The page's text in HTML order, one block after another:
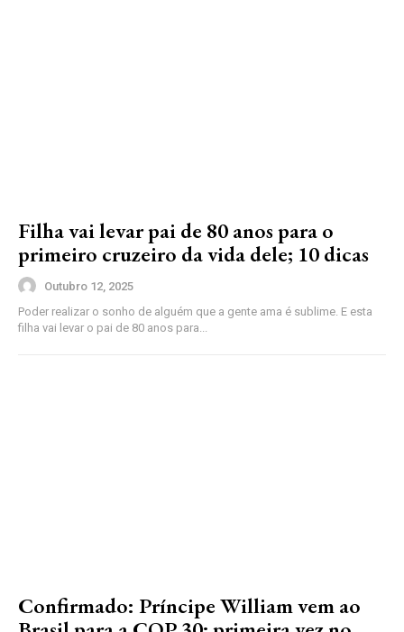
Filha vai levar pai de 80 anos para o
primeiro cruzeiro da vida dele; 10 dicas
Outubro 12, 2025
Poder realizar o sonho de alguém que a gente ama é sublime. E esta
filha vai levar o pai de 80 anos para...
Confirmado: Príncipe William vem ao